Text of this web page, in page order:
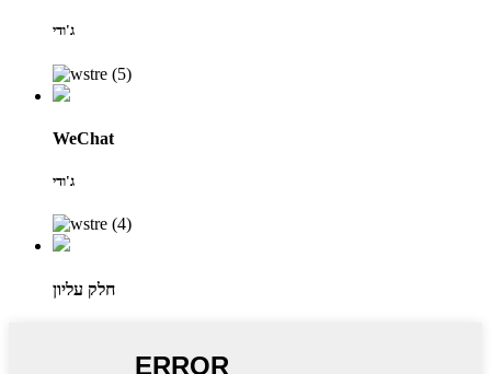
ג'ודי
WeChat
ג'ודי
חלק עליון